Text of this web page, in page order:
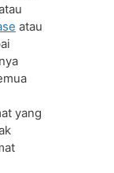
atau
yang